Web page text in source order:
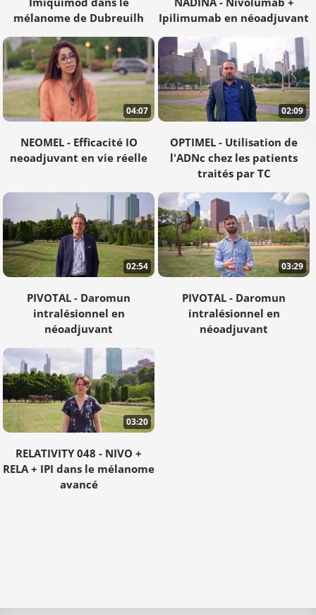
mélanome de Dubreuilh
Ipilimumab en néoadjuvant
04:07
NEOMEL - Efficacité IO
neoadjuvant en vie réelle
02:09
OPTIMEL - Utilisation de
l'ADNc chez les patients
traités par TC
02:54
PIVOTAL - Daromun
intralésionnel en
néoadjuvant
03:29
PIVOTAL - Daromun
intralésionnel en
néoadjuvant
03:20
RELATIVITY 048 - NIVO +
RELA + IPI dans le mélanome
avancé